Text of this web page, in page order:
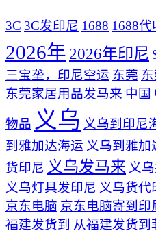
3C 3C发印尼 1688 1688代
2026年 2026年印尼
三宝垄，印尼空运 东莞
东莞家居用品发马来 中国
物品 义乌 义乌到印尼
到雅加达海运 义乌到雅加
货印尼 义乌发马来 义
义乌灯具发印尼 义乌货代
京东电脑 京东电脑寄到印
福建发货到 从福建发货到